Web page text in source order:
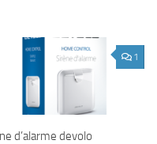
1
d’alarme devolo